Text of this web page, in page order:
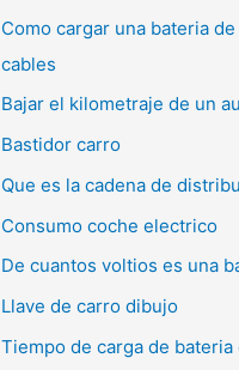
Como cargar una bateria
cables
Bajar el kilometraje de un
Bastidor carro
Que es la cadena de
Consumo coche electrico
De cuantos voltios es una
Llave de carro dibujo
Tiempo de carga de bateria